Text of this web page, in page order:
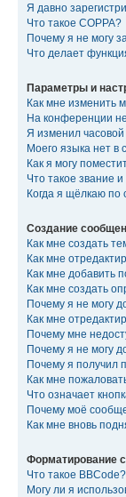
Я давно
Что такое COPPA?
Почему я не могу
Что делает
Параметры и
Как мне изменить
На конференции
Я изменил
Моего языка нет в
Как я могу
Что такое звание и
Когда я щёлкаю по
Создание
Как мне создать
Как мне
Как мне добавить
Как мне создать
Почему я не могу
Как мне
Почему мне
Почему я не могу
Почему я получил
Как мне
Что означает
Почему моё
Как мне вновь
Форматирование
Что такое BBCode?
Могу ли я